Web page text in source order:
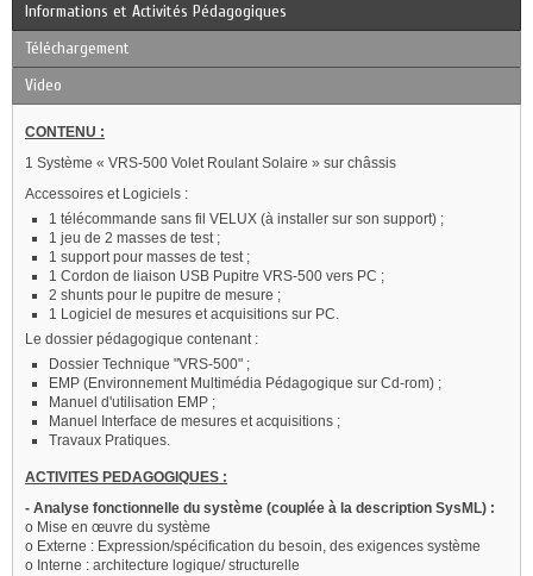
Informations et Activités Pédagogiques
Téléchargement
Video
CONTENU :
1 Système « VRS-500 Volet Roulant Solaire » sur châssis
Accessoires et Logiciels :
1 télécommande sans fil VELUX (à installer sur son support) ;
1 jeu de 2 masses de test ;
1 support pour masses de test ;
1 Cordon de liaison USB Pupitre VRS-500 vers PC ;
2 shunts pour le pupitre de mesure ;
1 Logiciel de mesures et acquisitions sur PC.
Le dossier pédagogique contenant :
Dossier Technique "VRS-500" ;
EMP (Environnement Multimédia Pédagogique sur Cd-rom) ;
Manuel d'utilisation EMP ;
Manuel Interface de mesures et acquisitions ;
Travaux Pratiques.
ACTIVITES PEDAGOGIQUES :
- Analyse fonctionnelle du système (couplée à la description SysML) :
o Mise en œuvre du système
o Externe : Expression/spécification du besoin, des exigences système
o Interne : architecture logique/ structurelle